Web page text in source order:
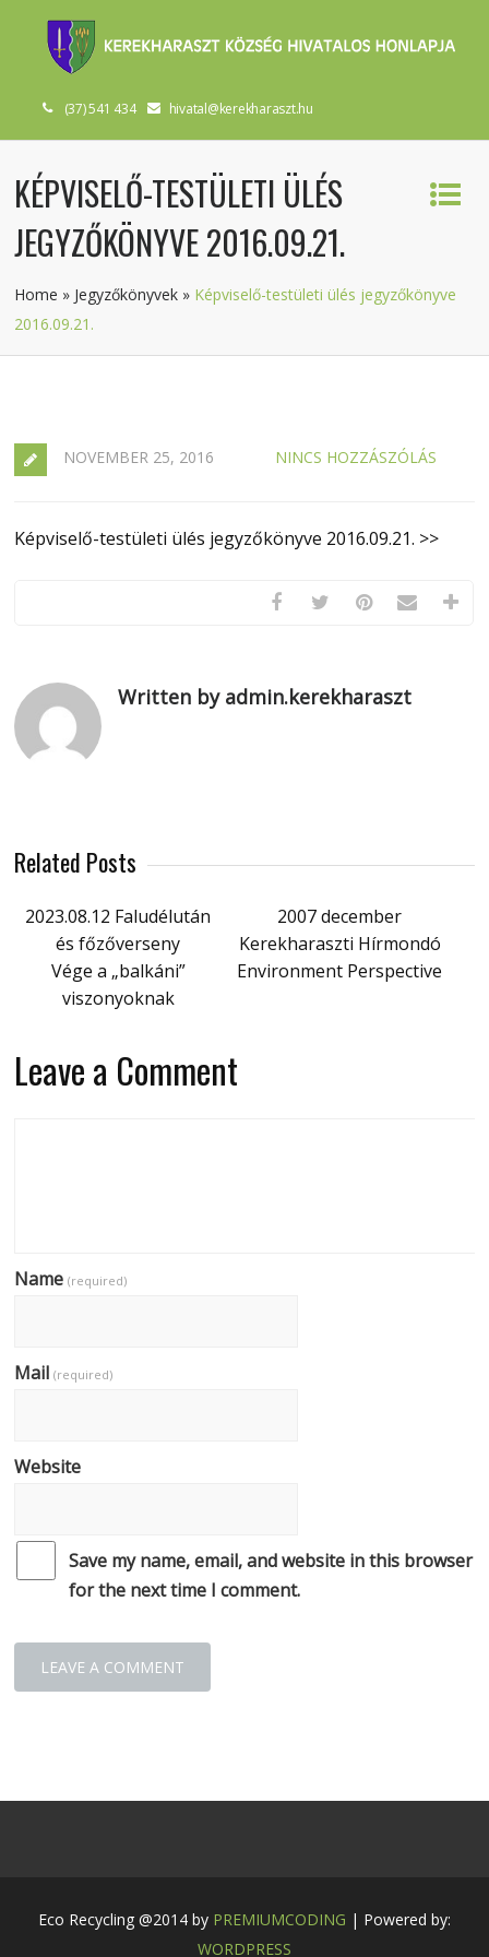
(37) 541 434 hivatal@kerekharaszt.hu
KÉPVISELŐ-TESTÜLETI ÜLÉS
JEGYZŐKÖNYVE 2016.09.21.
Home » Jegyzőkönyvek » Képviselő-testületi ülés jegyzőkönyve
2016.09.21.
NOVEMBER 25, 2016 NINCS HOZZÁSZÓLÁS
Képviselő-testületi ülés jegyzőkönyve 2016.09.21. >>
Written by admin.kerekharaszt
Related Posts
2023.08.12 Faludélután
és főzőverseny
2007 december
Kerekharaszti Hírmondó
Vége a „balkáni”
viszonyoknak
Environment Perspective
Leave a Comment
Name(required)
Mail(required)
Website
Save my name, email, and website in this browser
for the next time I comment.
Eco Recycling @2014 by PREMIUMCODING | Powered by:
WORDPRESS